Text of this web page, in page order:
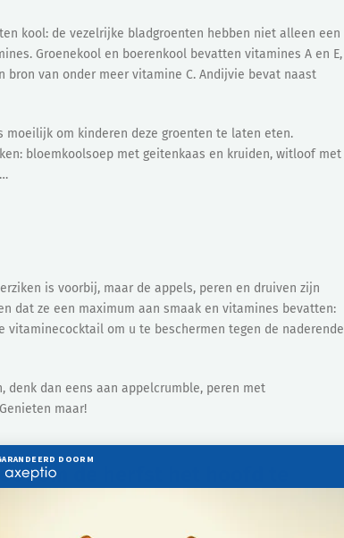
kool: de vezelrijke bladgroenten hebben niet alleen een
Groenekool en boerenkool bevatten vitamines A en E,
bron van onder meer vitamine C. Andijvie bevat naast
moeilijk om kinderen deze groenten te laten eten.
bloemkoolsoep met geitenkaas en kruiden, witloof met
is voorbij, maar de appels, peren en druiven zijn
dat ze een maximum aan smaak en vitamines bevatten:
vitaminecocktail om u te beschermen tegen de naderende
dan eens aan appelcrumble, peren met
maar!
om de herfst het hoofd te